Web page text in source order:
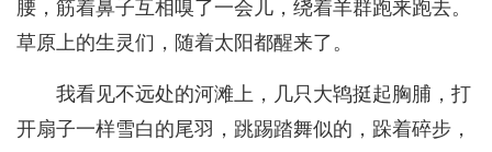
腰，筋着鼻子互相嗅了一会儿，绕着羊群跑来跑去。
草原上的生灵们，随着太阳都醒来了。
我看见不远处的河滩上，几只大鸨挺起胸脯，打
开扇子一样雪白的尾羽，跳踢踏舞似的，跺着碎步，